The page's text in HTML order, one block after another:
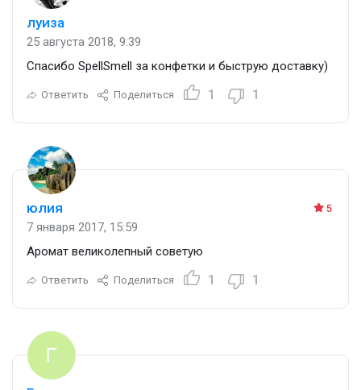
луиза
25 августа 2018, 9:39
Спасибо SpellSmell за конфетки и быструю доставку)
Ответить Поделиться 1 1
5
юлия
7 января 2017, 15:59
Аромат великолепный советую
Ответить Поделиться 1 1